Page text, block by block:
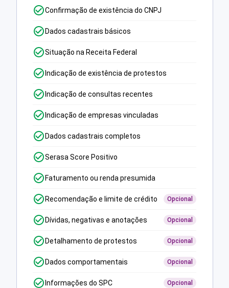
Confirmação de existência do CNPJ
Dados cadastrais básicos
Situação na Receita Federal
Indicação de existência de protestos
Indicação de consultas recentes
Indicação de empresas vinculadas
Dados cadastrais completos
Serasa Score Positivo
Faturamento ou renda presumida
Recomendação e limite de crédito Opcional
Dívidas, negativas e anotações Opcional
Detalhamento de protestos Opcional
Dados comportamentais Opcional
Informações do SPC Opcional